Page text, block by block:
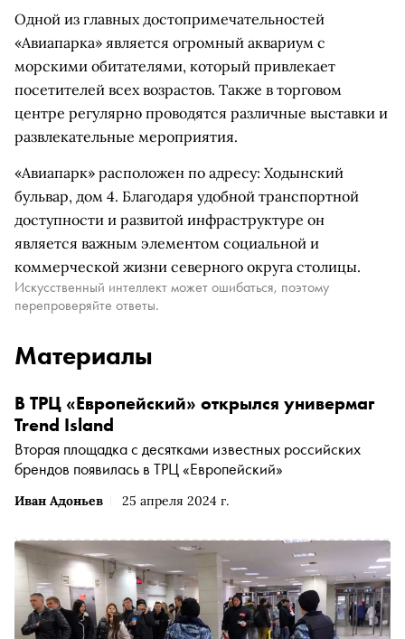
Одной из главных достопримечательностей
«Авиапарка» является огромный аквариум с
морскими обитателями, который привлекает
посетителей всех возрастов. Также в торговом
центре регулярно проводятся различные выставки и
развлекательные мероприятия.
«Авиапарк» расположен по адресу: Ходынский
бульвар, дом 4. Благодаря удобной транспортной
доступности и развитой инфраструктуре он
является важным элементом социальной и
коммерческой жизни северного округа столицы.
Искусственный интеллект может ошибаться, поэтому
перепроверяйте ответы.
Материалы
Иван Адоньев 25 апреля 2024 г.
В ТРЦ «Европейский» открылся универмаг
Trend Island
Вторая площадка с десятками известных российских
брендов появилась в ТРЦ «Европейский»